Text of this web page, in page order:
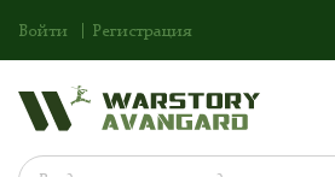
Войти Регистрация